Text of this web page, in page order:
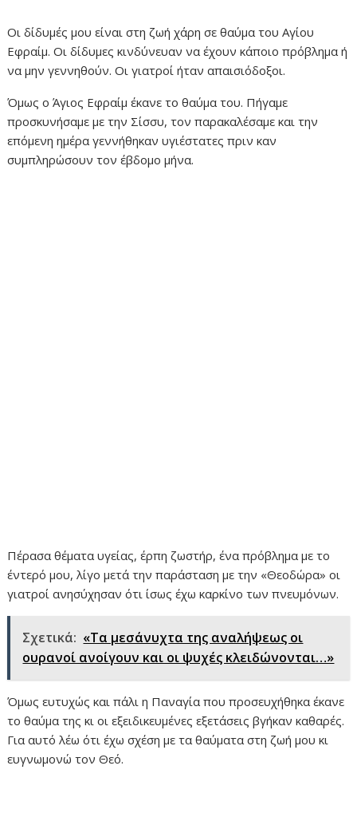
Οι δίδυμές μου είναι στη ζωή χάρη σε θαύμα του Αγίου
Εφραίμ. Οι δίδυμες κινδύνευαν να έχουν κάποιο πρόβλημα ή
να μην γεννηθούν. Οι γιατροί ήταν απαισιόδοξοι.
Όμως ο Άγιος Εφραίμ έκανε το θαύμα του. Πήγαμε
προσκυνήσαμε με την Σίσσυ, τον παρακαλέσαμε και την
επόμενη ημέρα γεννήθηκαν υγιέστατες πριν καν
συμπληρώσουν τον έβδομο μήνα.
Πέρασα θέματα υγείας, έρπη ζωστήρ, ένα πρόβλημα με το
έντερό μου, λίγο μετά την παράσταση με την «Θεοδώρα» οι
γιατροί ανησύχησαν ότι ίσως έχω καρκίνο των πνευμόνων.
Σχετικά: «Τα μεσάνυχτα της αναλήψεως οι
ουρανοί ανοίγουν και οι ψυχές κλειδώνονται…»
Όμως ευτυχώς και πάλι η Παναγία που προσευχήθηκα έκανε
το θαύμα της κι οι εξειδικευμένες εξετάσεις βγήκαν καθαρές.
Για αυτό λέω ότι έχω σχέση με τα θαύματα στη ζωή μου κι
ευγνωμονώ τον Θεό.